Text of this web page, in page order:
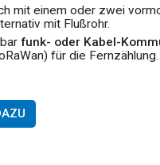
mit einem oder zwei
mit Flußrohr.
funk- oder Kabel-
für die Fernzählung.